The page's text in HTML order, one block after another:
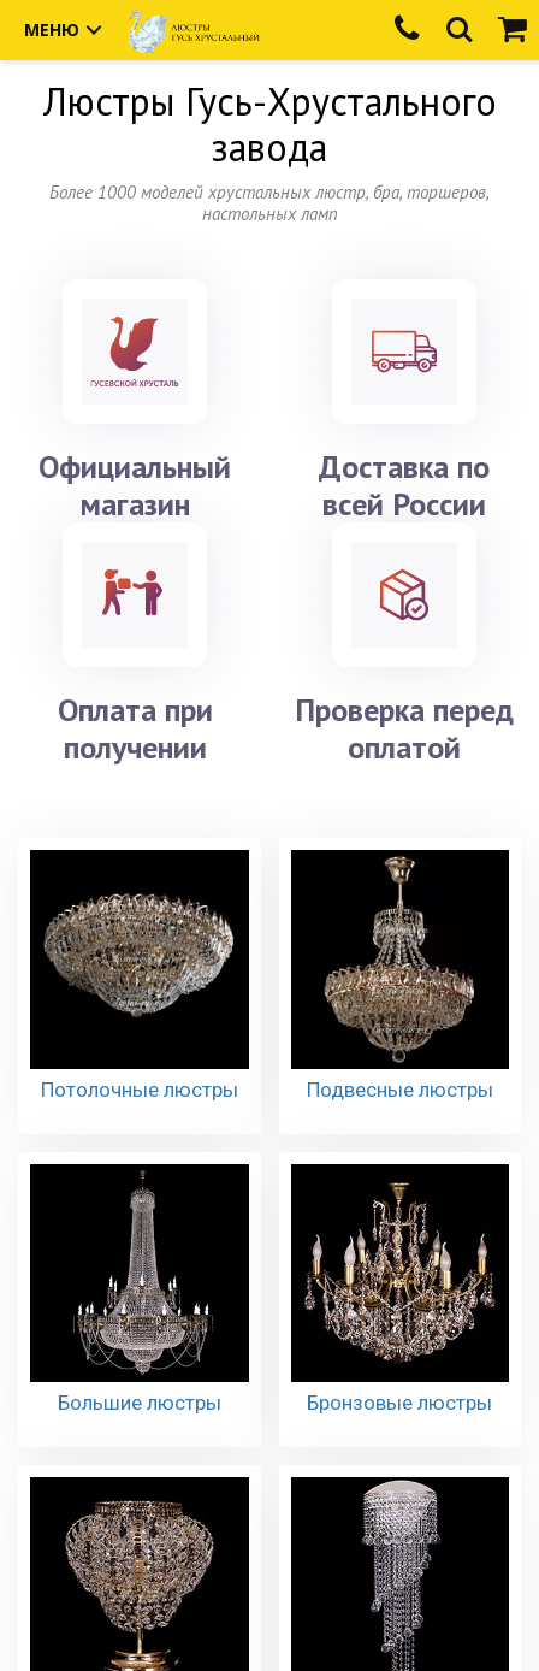
МЕНЮ
Люстры Гусь-Хрустального
завода
Более 1000 моделей хрустальных люстр, бра, торшеров,
настольных ламп
Официальный
магазин
Доставка по
всей России
Оплата при
получении
Проверка перед
оплатой
Потолочные люстры Подвесные люстры
Большие люстры Бронзовые люстры